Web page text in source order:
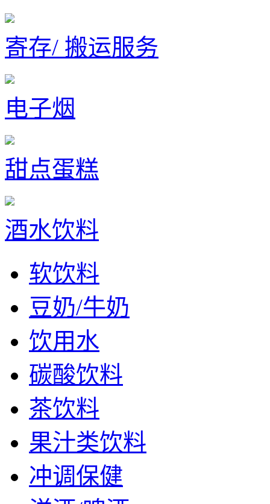
寄存/ 搬运服务
电子烟
甜点蛋糕
酒水饮料
软饮料
豆奶/牛奶
饮用水
碳酸饮料
茶饮料
果汁类饮料
冲调保健